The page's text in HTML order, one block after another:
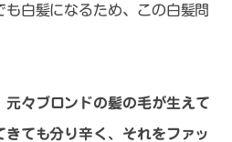
白髪になるため、この白髪問
元々ブロンドの髪の毛が生えて
ても分り辛く、それをファッ